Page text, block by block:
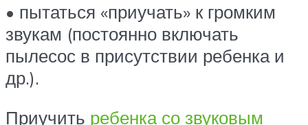
• пытаться «приучать» к громким
звукам (постоянно включать
пылесос в присутствии ребенка и
др.).
Приучить ребенка со звуковым